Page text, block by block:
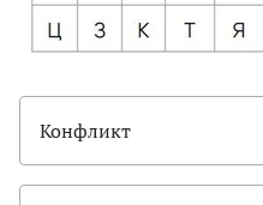
Конфликт